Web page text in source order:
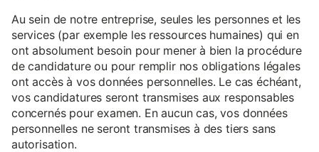
Au sein de notre entreprise, seules les personnes et les
services (par exemple les ressources humaines) qui en
ont absolument besoin pour mener à bien la procédure
de candidature ou pour remplir nos obligations légales
ont accès à vos données personnelles. Le cas échéant,
vos candidatures seront transmises aux responsables
concernés pour examen. En aucun cas, vos données
personnelles ne seront transmises à des tiers sans
autorisation.